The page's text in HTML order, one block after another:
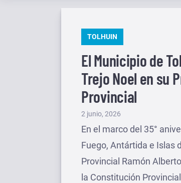
PUBLICADO
TOLHUIN
El Municipio de
Trejo Noel en su
Provincial
Publicado
el
2 junio, 2026
En el marco del 35°
Fuego, Antártida e Islas
Provincial Ramón
la Constitución